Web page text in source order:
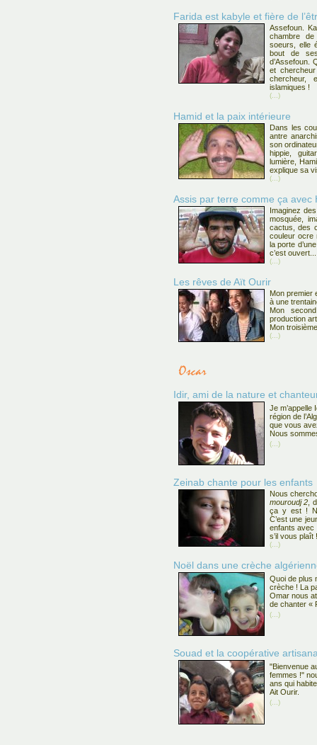
Farida est kabyle et fière de
Assefoun.
chambre
soeurs, elle
bout de
d’Assefoun.
et
chercheur,
islamiques !
(...)
Hamid et la paix intérieure
Dans les
antre
son
hippie,
lumière,
explique sa
(...)
Assis par terre comme ça avec
Imaginez
mosquée,
cactus, des
couleur ocre
la porte
c’est ouvert...
(...)
Les rêves de Aït Ourir
Mon premier
à une
Mon
production
Mon
(...)
Idir, ami de la nature et
Je m’appelle
région de
que vous
Nous
(...)
Zeinab chante pour les enfants
Nous
mouroudj 2 ,
ça y est !
C’est une
enfants avec
s’il vous plaît
(...)
Noël dans une crèche
Quoi de plus
crèche ! La
Omar nous
de chanter «
(...)
Souad et la coopérative
"Bienvenue
femmes !"
ans qui
Ait Ourir.
(...)